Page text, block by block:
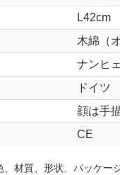
L42cm
木綿（
ナンヒ
ドイツ
顔は手
CE
、材質、形状、パッケー